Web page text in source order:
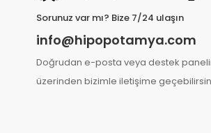
Sorunuz var mı? Bize 7/24 ulaşın
info@hipopotamya.com
Doğrudan e-posta veya destek
üzerinden bizimle iletişime